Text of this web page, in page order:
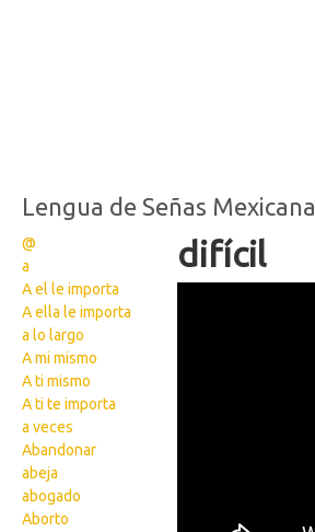
Lengua de Señas Mexicana
@
a
A el le importa
A ella le importa
a lo largo
A mi mismo
A ti mismo
A ti te importa
a veces
Abandonar
abeja
abogado
Aborto
difícil